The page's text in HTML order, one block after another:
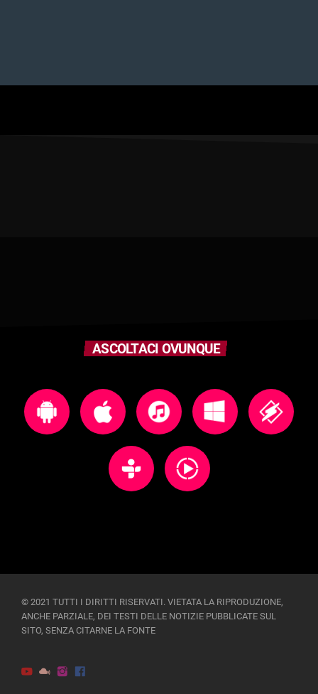
ASCOLTACI OVUNQUE
© 2021 TUTTI I DIRITTI RISERVATI. VIETATA LA RIPRODUZIONE,
ANCHE PARZIALE, DEI TESTI DELLE NOTIZIE PUBBLICATE SUL
SITO, SENZA CITARNE LA FONTE